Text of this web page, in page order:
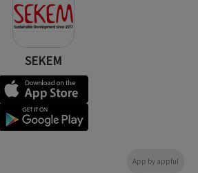
SEKEM
App by appful